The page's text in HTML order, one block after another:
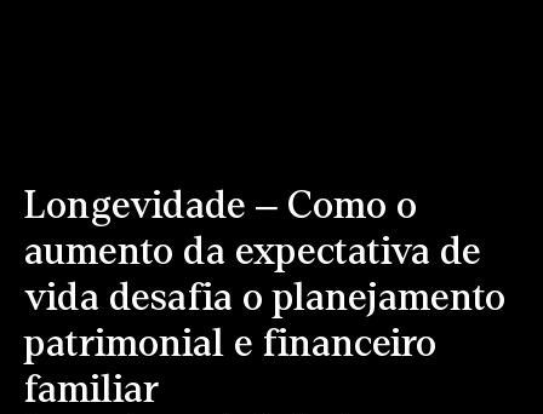
Longevidade – Como o
aumento da expectativa de
vida desafia o planejamento
patrimonial e financeiro
familiar